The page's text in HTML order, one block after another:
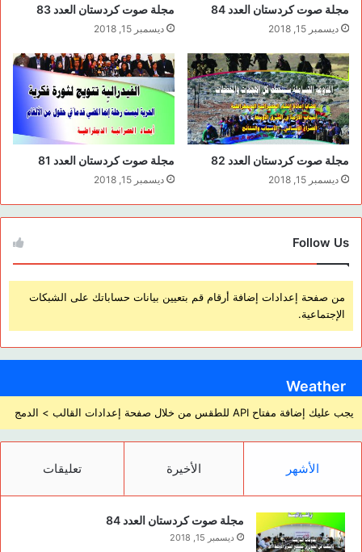
مجلة صوت كردستان العدد 84
ديسمبر 15, 2018
مجلة صوت كردستان العدد 83
ديسمبر 15, 2018
مجلة صوت كردستان العدد 82
ديسمبر 15, 2018
مجلة صوت كردستان العدد 81
ديسمبر 15, 2018
Follow Us
من صفحة إعدادات إضافة أرقام قم بتعيين بيانات حساباتك على الشبكات
الإجتماعية.
Weather
يجب عليك إضافة مفتاح API للطقس من خلال صفحة إعدادات القالب > الدمج
الأشهر الأخيرة تعليقات
مجلة صوت كردستان العدد 84
ديسمبر 15, 2018